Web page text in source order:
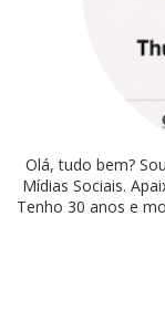
Olá, tudo bem?
Mídias Sociais.
Tenho 30 anos e